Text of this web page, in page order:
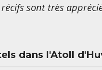
sont très
dans l'Atoll